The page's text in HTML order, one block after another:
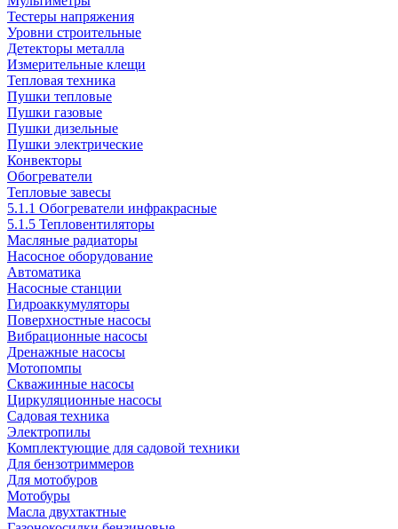
Тестеры напряжения
Уровни строительные
Детекторы металла
Измерительные клещи
Тепловая техника
Пушки тепловые
Пушки газовые
Пушки дизельные
Пушки электрические
Конвекторы
Обогреватели
Тепловые завесы
5.1.1 Обогреватели инфракрасные
5.1.5 Тепловентиляторы
Масляные радиаторы
Насосное оборудование
Автоматика
Насосные станции
Гидроаккумуляторы
Поверхностные насосы
Вибрационные насосы
Дренажные насосы
Мотопомпы
Скважинные насосы
Циркуляционные насосы
Садовая техника
Электропилы
Комплектующие для садовой техники
Для бензотриммеров
Для мотобуров
Мотобуры
Масла двухтактные